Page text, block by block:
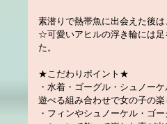
素潜りで熱帯魚に出会えた後
☆可愛いアヒルの浮き輪には
た。
★こだわりポイント★
・水着・ゴーグル・シュノー
遊べる組み合わせで女の子の楽
・フィンやシュノーケル・ゴ